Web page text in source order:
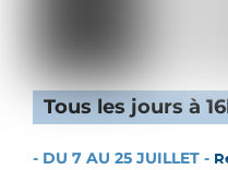
Tous les jours à
- DU 7 AU 25 JUILLET -